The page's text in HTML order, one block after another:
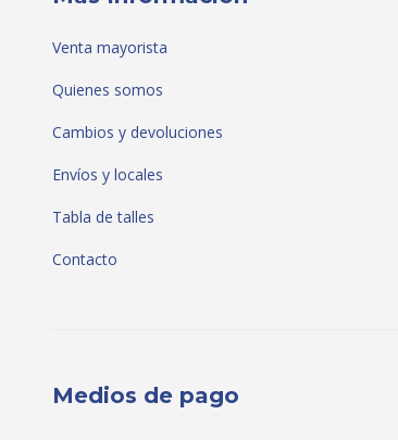
Venta mayorista
Quienes somos
Cambios y devoluciones
Envíos y locales
Tabla de talles
Contacto
Medios de pago